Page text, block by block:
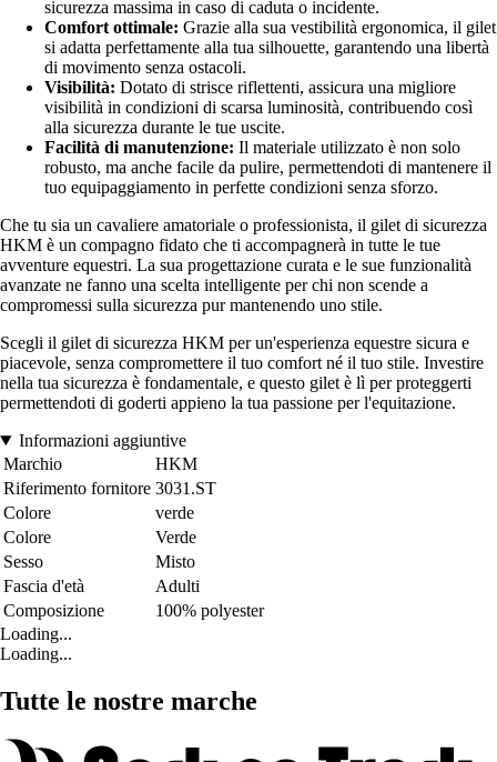
sicurezza massima in caso di caduta o incidente.
Comfort ottimale: Grazie alla sua vestibilità ergonomica, il gilet
si adatta perfettamente alla tua silhouette, garantendo una libertà
di movimento senza ostacoli.
Visibilità: Dotato di strisce riflettenti, assicura una migliore
visibilità in condizioni di scarsa luminosità, contribuendo così
alla sicurezza durante le tue uscite.
Facilità di manutenzione: Il materiale utilizzato è non solo
robusto, ma anche facile da pulire, permettendoti di mantenere il
tuo equipaggiamento in perfette condizioni senza sforzo.
Che tu sia un cavaliere amatoriale o professionista, il gilet di sicurezza
HKM è un compagno fidato che ti accompagnerà in tutte le tue
avventure equestri. La sua progettazione curata e le sue funzionalità
avanzate ne fanno una scelta intelligente per chi non scende a
compromessi sulla sicurezza pur mantenendo uno stile.
Scegli il gilet di sicurezza HKM per un'esperienza equestre sicura e
piacevole, senza compromettere il tuo comfort né il tuo stile. Investire
nella tua sicurezza è fondamentale, e questo gilet è lì per proteggerti
permettendoti di goderti appieno la tua passione per l'equitazione.
Informazioni aggiuntive
Marchio
HKM
Riferimento fornitore 3031.ST
Colore
verde
Colore
Verde
Sesso
Misto
Fascia d'età
Adulti
Composizione
100% polyester
Loading...
Loading...
Tutte le nostre marche